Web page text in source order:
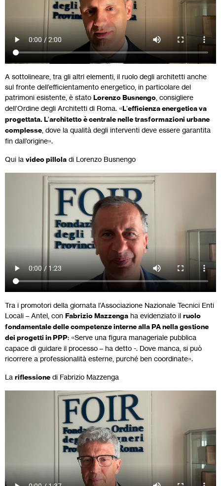
A sottolineare, tra gli altri elementi, il ruolo degli architetti anche
sul fronte dell’efficientamento energetico, in particolare del
patrimoni esistente, è stato Lorenzo Busnengo, consigliere
dell’Ordine degli Architetti di Roma. «L’efficienza energetica va
progettata. L’architetto è centrale nelle trasformazioni urbane
complesse, dove la qualità degli interventi deve essere garantita
fin dall’origine».
Qui la video pillola di Lorenzo Busnengo
Tra i promotori della giornata l’Associazione Nazionale Tecnici Enti
Locali – Antel, con Fabrizio Mazzenga ha evidenziato il ruolo
fondamentale delle competenze interne alla PA nella gestione
dei progetti in PPP: «Serve una figura manageriale pubblica
capace di guidare il processo – ha detto -. Dove manca, si può
ricorrere a professionalità esterne, purché ben coordinate».
La riflessione di Fabrizio Mazzenga